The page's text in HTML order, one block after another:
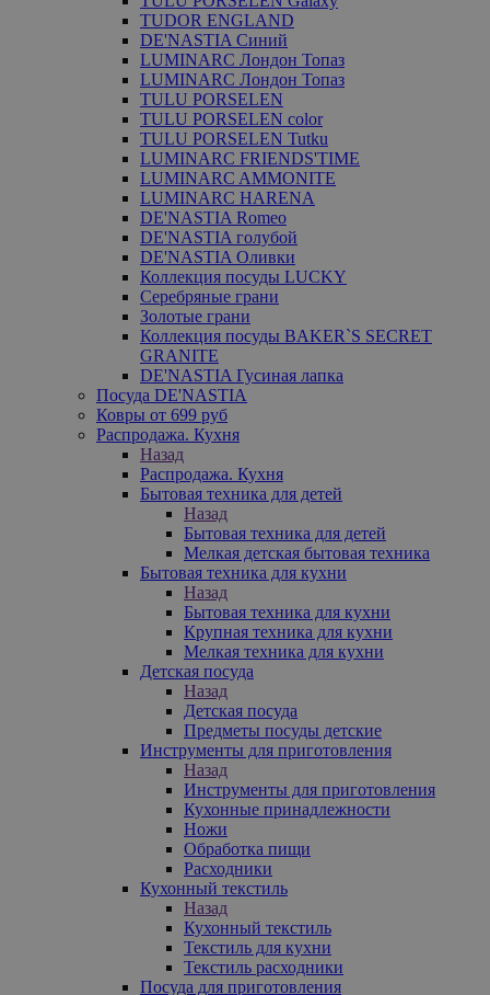
TUDOR ENGLAND
DE'NASTIA Синий
LUMINARC Лондон Топаз
LUMINARC Лондон Топаз
TULU PORSELEN
TULU PORSELEN color
TULU PORSELEN Tutku
LUMINARC FRIENDS'TIME
LUMINARC AMMONITE
LUMINARC HARENA
DE'NASTIA Romeo
DE'NASTIA голубой
DE'NASTIA Оливки
Коллекция посуды LUCKY
Серебряные грани
Золотые грани
Коллекция посуды BAKER`S SECRET
GRANITE
DE'NASTIA Гусиная лапка
Посуда DE'NASTIA
Ковры от 699 руб
Распродажа. Кухня
Назад
Распродажа. Кухня
Бытовая техника для детей
Назад
Бытовая техника для детей
Мелкая детская бытовая техника
Бытовая техника для кухни
Назад
Бытовая техника для кухни
Крупная техника для кухни
Мелкая техника для кухни
Детская посуда
Назад
Детская посуда
Предметы посуды детские
Инструменты для приготовления
Назад
Инструменты для приготовления
Кухонные принадлежности
Ножи
Обработка пищи
Расходники
Кухонный текстиль
Назад
Кухонный текстиль
Текстиль для кухни
Текстиль расходники
Посуда для приготовления